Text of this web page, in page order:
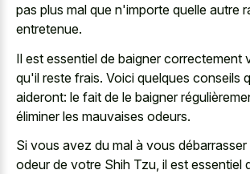
pas plus mal que n'importe quelle autre
entretenue.
Il est essentiel de baigner correctement
qu'il reste frais. Voici quelques conseils
aideront: le fait de le baigner
éliminer les mauvaises odeurs.
Si vous avez du mal à vous
odeur de votre Shih Tzu, il est essentiel